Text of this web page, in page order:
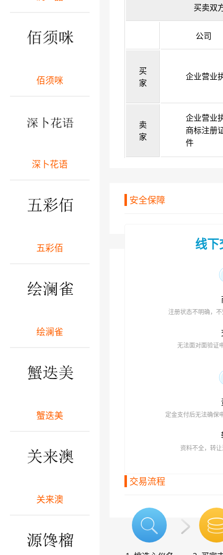
买卖双
公司
买
家
企业营业
卖
家
企业营业
商标注册
件
安全保障
线下
注册状态不明确，
无法面对面验证
定金支付后无法确保
资料不全，转
交易流程
佰须咪
深卜花语
五彩佰
绘澜雀
蟹迭美
关来澳